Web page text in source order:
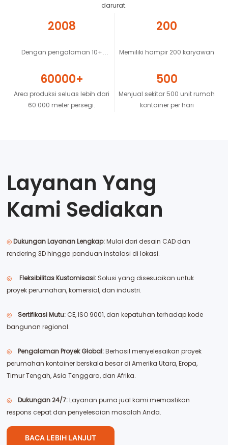
darurat.
2008
Dengan pengalaman 10+
200
Memiliki hampir 200 karyawan
60000+
Area produksi seluas lebih dari
60.000 meter persegi.
500
Menjual sekitar 500 unit rumah
kontainer per hari
Layanan Yang
Kami Sediakan
◎ Dukungan Layanan Lengkap: Mulai dari desain CAD dan
rendering 3D hingga panduan instalasi di lokasi.
◎ Fleksibilitas Kustomisasi: Solusi yang disesuaikan untuk
proyek perumahan, komersial, dan industri.
◎ Sertifikasi Mutu: CE, ISO 9001, dan kepatuhan terhadap kode
bangunan regional.
◎ Pengalaman Proyek Global: Berhasil menyelesaikan proyek
perumahan kontainer berskala besar di Amerika Utara, Eropa,
Timur Tengah, Asia Tenggara, dan Afrika.
◎ Dukungan 24/7: Layanan purna jual kami memastikan
respons cepat dan penyelesaian masalah Anda.
BACA LEBIH LANJUT